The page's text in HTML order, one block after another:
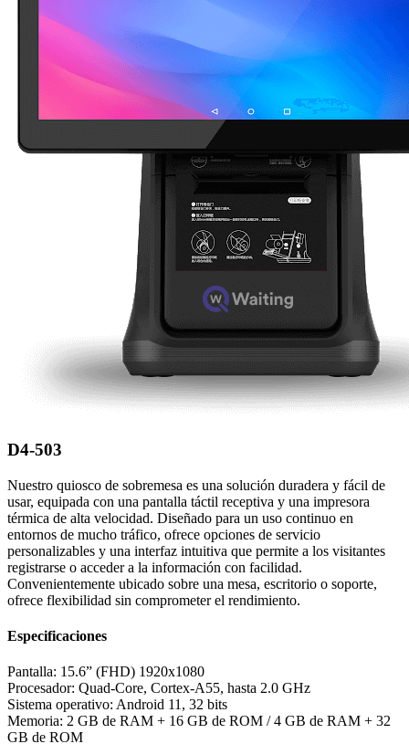
D4-503
Nuestro quiosco de sobremesa es una solución duradera y fácil de
usar, equipada con una pantalla táctil receptiva y una impresora
térmica de alta velocidad. Diseñado para un uso continuo en
entornos de mucho tráfico, ofrece opciones de servicio
personalizables y una interfaz intuitiva que permite a los visitantes
registrarse o acceder a la información con facilidad.
Convenientemente ubicado sobre una mesa, escritorio o soporte,
ofrece flexibilidad sin comprometer el rendimiento.
Especificaciones
Pantalla: 15.6” (FHD) 1920x1080
Procesador: Quad-Core, Cortex-A55, hasta 2.0 GHz
Sistema operativo: Android 11, 32 bits
Memoria: 2 GB de RAM + 16 GB de ROM / 4 GB de RAM + 32
GB de ROM